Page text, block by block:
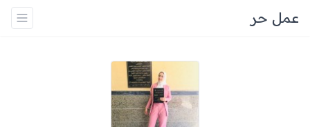
عمل حر